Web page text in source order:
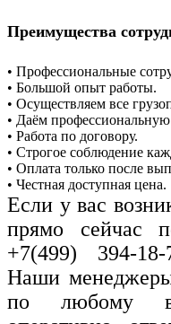
Преимущества
• Профессиональные
• Большой опыт работы.
• Осуществляем все
• Даём
• Работа по договору.
• Строгое соблюдение
• Оплата только после
• Честная доступная цена.
Если у вас
прямо сейчас
+7(499) 394-
Наши менеджеры
по любому